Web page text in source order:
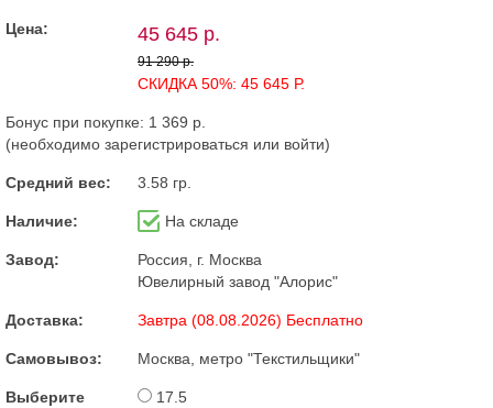
Цена: 45 645 р.
91 290 р.
СКИДКА 50%: 45 645 Р.
Бонус при покупке: 1 369 р.
(необходимо зарегистрироваться или войти)
Средний вес: 3.58 гр.
Наличие: На складе
Завод:
Россия, г. Москва
Ювелирный завод "Алорис"
Доставка: Завтра (08.08.2026) Бесплатно
Самовывоз: Москва, метро "Текстильщики"
Выберите
17.5